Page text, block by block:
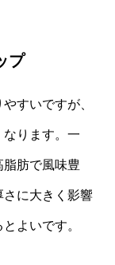
プ
すいですが、
なります。一
肪で風味豊
に大きく影響
よいです。